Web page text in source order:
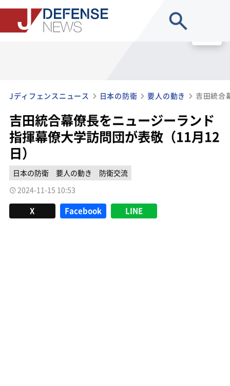
Jディフェンスニュース 日本の防衛 要人の動き
吉田統合幕僚長をニュージーランド
指揮幕僚大学訪問団が表敬（11月12
日）
日本の防衛 要人の動き
防衛交流
2024-11-15 10:53
X Facebook LINE